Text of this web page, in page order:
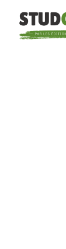
contenu